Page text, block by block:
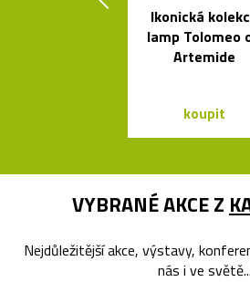
Ikonická
lamp Tolomeo
Artemide
koupit
VYBRANÉ AKCE Z
Nejdůležitější akce, výstavy,
nás i ve světě...